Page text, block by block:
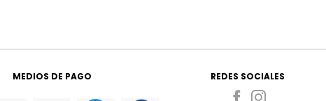
$337.425
MEDIOS DE PAGO REDES SOCIALES